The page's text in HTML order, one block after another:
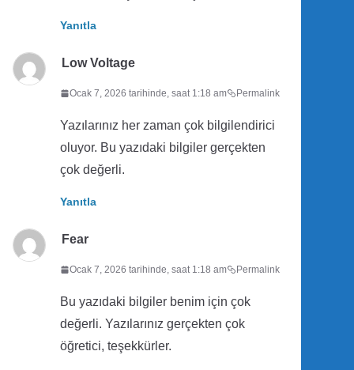
Yanıtla
Low Voltage
Ocak 7, 2026 tarihinde, saat 1:18 am Permalink
Yazılarınız her zaman çok bilgilendirici
oluyor. Bu yazıdaki bilgiler gerçekten
çok değerli.
Yanıtla
Fear
Ocak 7, 2026 tarihinde, saat 1:18 am Permalink
Bu yazıdaki bilgiler benim için çok
değerli. Yazılarınız gerçekten çok
öğretici, teşekkürler.